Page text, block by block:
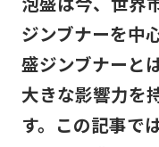
ジンブナーを中
盛ジンブナーと
大きな影響力を
す。この記事で